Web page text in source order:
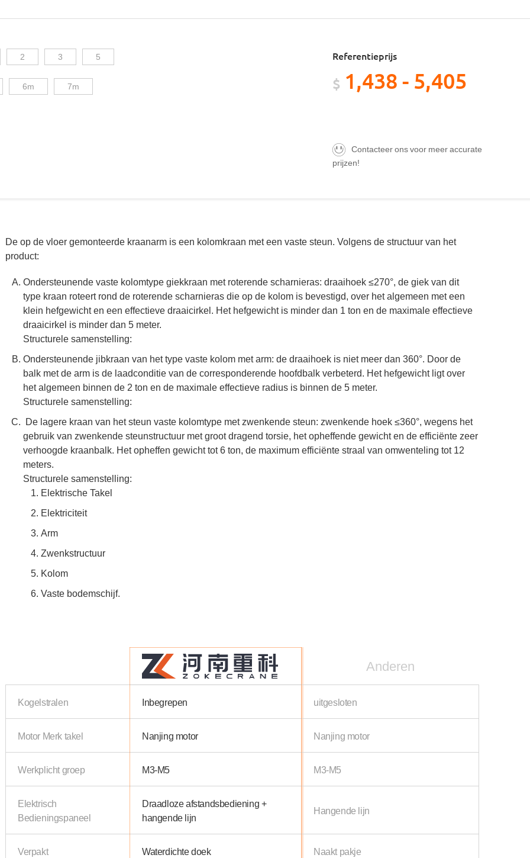
2 3 5
6m 7m
Referentieprijs
$ 1,438 - 5,405
Contacteer ons voor meer accurate
prijzen!
De op de vloer gemonteerde kraanarm is een kolomkraan met een vaste steun. Volgens de structuur van het
product:
Ondersteunende vaste kolomtype giekkraan met roterende scharnieras: draaihoek ≤270°, de giek van dit
type kraan roteert rond de roterende scharnieras die op de kolom is bevestigd, over het algemeen met een
klein hefgewicht en een effectieve draaicirkel. Het hefgewicht is minder dan 1 ton en de maximale effectieve
draaicirkel is minder dan 5 meter.
Structurele samenstelling:
Ondersteunende jibkraan van het type vaste kolom met arm: de draaihoek is niet meer dan 360°. Door de
balk met de arm is de laadconditie van de corresponderende hoofdbalk verbeterd. Het hefgewicht ligt over
het algemeen binnen de 2 ton en de maximale effectieve radius is binnen de 5 meter.
Structurele samenstelling:
De lagere kraan van het steun vaste kolomtype met zwenkende steun: zwenkende hoek ≤360°, wegens het
gebruik van zwenkende steunstructuur met groot dragend torsie, het opheffende gewicht en de efficiënte zeer
verhoogde kraanbalk. Het opheffen gewicht tot 6 ton, de maximum efficiënte straal van omwenteling tot 12
meters.
Structurele samenstelling:
Elektrische Takel
Elektriciteit
Arm
Zwenkstructuur
Kolom
Vaste bodemschijf.
Anderen
Kogelstralen Inbegrepen uitgesloten
Motor Merk takel Nanjing motor Nanjing motor
Werkplicht groep M3-M5 M3-M5
Elektrisch
Bedieningspaneel
Draadloze afstandsbediening +
hangende lijn
Hangende lijn
Verpakt Waterdichte doek Naakt pakje